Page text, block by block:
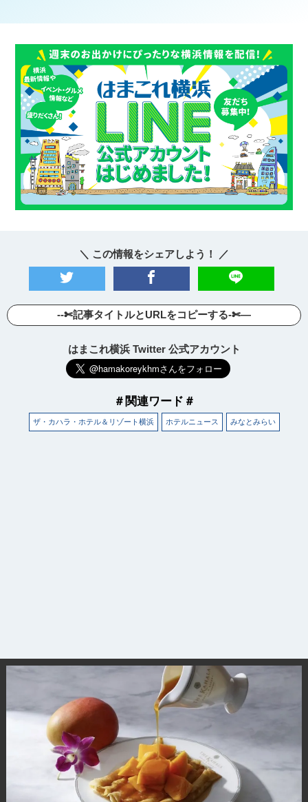
＼ この情報をシェアしよう！ ／
--✄記事タイトルとURLをコピーする-✄—
はまこれ横浜 Twitter 公式アカウント
＃関連ワード＃
ザ・カハラ・ホテル＆リゾート横浜 ホテルニュース みなとみらい